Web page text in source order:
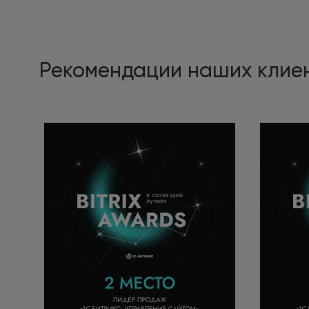
Рекомендации наших